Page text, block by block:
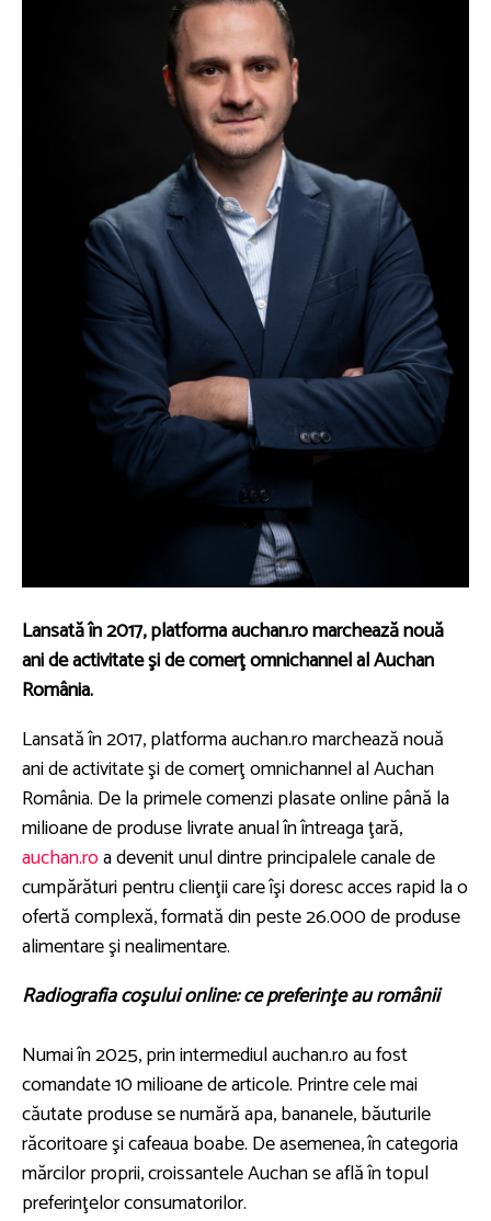
Lansată în 2017, platforma auchan.ro marchează nouă
ani de activitate şi de comerţ omnichannel al Auchan
România.
Lansată în 2017, platforma auchan.ro marchează nouă
ani de activitate şi de comerţ omnichannel al Auchan
România. De la primele comenzi plasate online până la
milioane de produse livrate anual în întreaga ţară,
auchan.roa devenit unul dintre principalele canale de
cumpărături pentru clienţii care îşi doresc acces rapid la o
ofertă complexă, formată din peste 26.000 de produse
alimentare şi nealimentare.
Radiografia coşului online: ce preferinţe au românii
Numai în 2025, prin intermediul auchan.ro au fost
comandate 10 milioane de articole. Printre cele mai
căutate produse se numără apa, bananele, băuturile
răcoritoare şi cafeaua boabe. De asemenea, în categoria
mărcilor proprii, croissantele Auchan se află în topul
preferinţelor consumatorilor.